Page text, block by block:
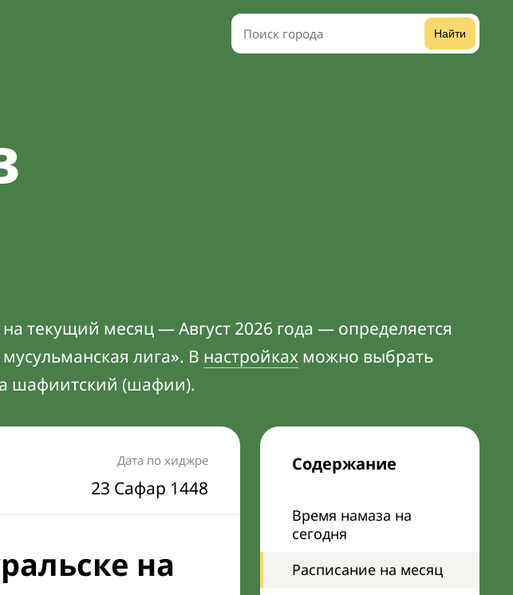
Найти
текущий месяц — Август 2026 года — определяется
лига». В настройках можно выбрать
шафиитский (шафии).
Содержание
Время намаза на
сегодня
Расписание на месяц
Дата по хиджре
23 Сафар 1448
на